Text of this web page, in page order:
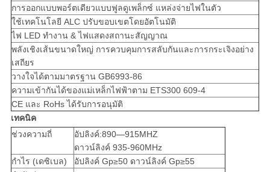
การออกแบบพอร์ตเดียวแบบฟูลดูเพล็กซ์ แหล่งจ่ายไฟในตัว
ใช้เทคโนโลยี ALC ปรับขอบเขตโดยอัตโนมัติ
ไฟ LED ทำงาน & ไฟแสดงสถานะสัญญาณ
พลังเชิงเส้นขนาดใหญ่ การควบคุมการสลับกันและการกระเจิงอย่าง
เสถียร
วางใจได้ตามมาตรฐาน GB6993-86
ความเข้ากันได้ของแม่เหล็กไฟฟ้าตาม ETS300 609-4
CE และ RoHs ได้รับการอนุมัติ
เทคนิค
ช่วงความถี่
อัปลิงค์:890—915MHZ
ดาวน์ลิงค์ 935-960MHz
กำไร (เดซิเบล)
อัปลิงค์ Gp≥50 ดาวน์ลิงค์ Gp≥55